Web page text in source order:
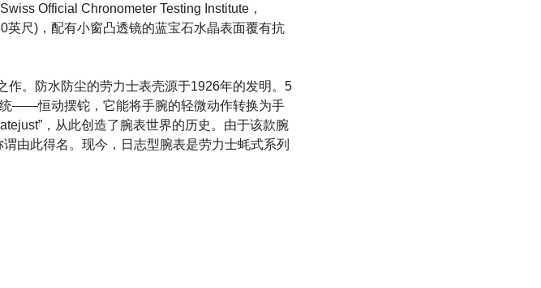
Official Chronometer Testing Institute，
尺)，配有小窗凸透镜的蓝宝石水晶表面覆有抗
作。防水防尘的劳力士表壳源于1926年的发明。5
——恒动摆铊，它能将手腕的轻微动作转换为手
，从此创造了腕表世界的历史。由于该款腕
由此得名。现今，日志型腕表是劳力士蚝式系列